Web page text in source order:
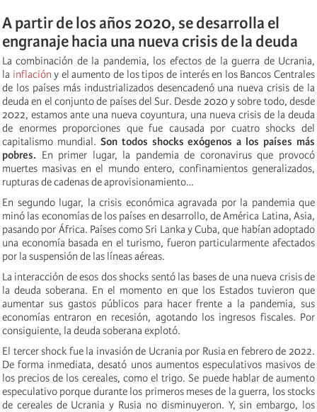
A partir de los años 2020, se desarrolla el
engranaje hacia una nueva crisis de la deuda
La combinación de la pandemia, los efectos de la guerra de Ucrania,
la inflación y el aumento de los tipos de interés en los Bancos Centrales
de los países más industrializados desencadenó una nueva crisis de la
deuda en el conjunto de países del Sur. Desde 2020 y sobre todo, desde
2022, estamos ante una nueva coyuntura, una nueva crisis de la deuda
de enormes proporciones que fue causada por cuatro shocks del
capitalismo mundial. Son todos shocks exógenos a los países más
pobres. En primer lugar, la pandemia de coronavirus que provocó
muertes masivas en el mundo entero, confinamientos generalizados,
rupturas de cadenas de aprovisionamiento…
En segundo lugar, la crisis económica agravada por la pandemia que
minó las economías de los países en desarrollo, de América Latina, Asia,
pasando por África. Países como Sri Lanka y Cuba, que habían adoptado
una economía basada en el turismo, fueron particularmente afectados
por la suspensión de las líneas aéreas.
La interacción de esos dos shocks sentó las bases de una nueva crisis de
la deuda soberana. En el momento en que los Estados tuvieron que
aumentar sus gastos públicos para hacer frente a la pandemia, sus
economías entraron en recesión, agotando los ingresos fiscales. Por
consiguiente, la deuda soberana explotó.
El tercer shock fue la invasión de Ucrania por Rusia en febrero de 2022.
De forma inmediata, desató unos aumentos especulativos masivos de
los precios de los cereales, como el trigo. Se puede hablar de aumento
especulativo porque durante los primeros meses de la guerra, los stocks
de cereales de Ucrania y Rusia no disminuyeron. Y, sin embargo, los